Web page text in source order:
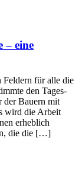
– eine
Feldern für alle die
den Tages-
der Bauern mit
wird die Arbeit
erheblich
die die […]